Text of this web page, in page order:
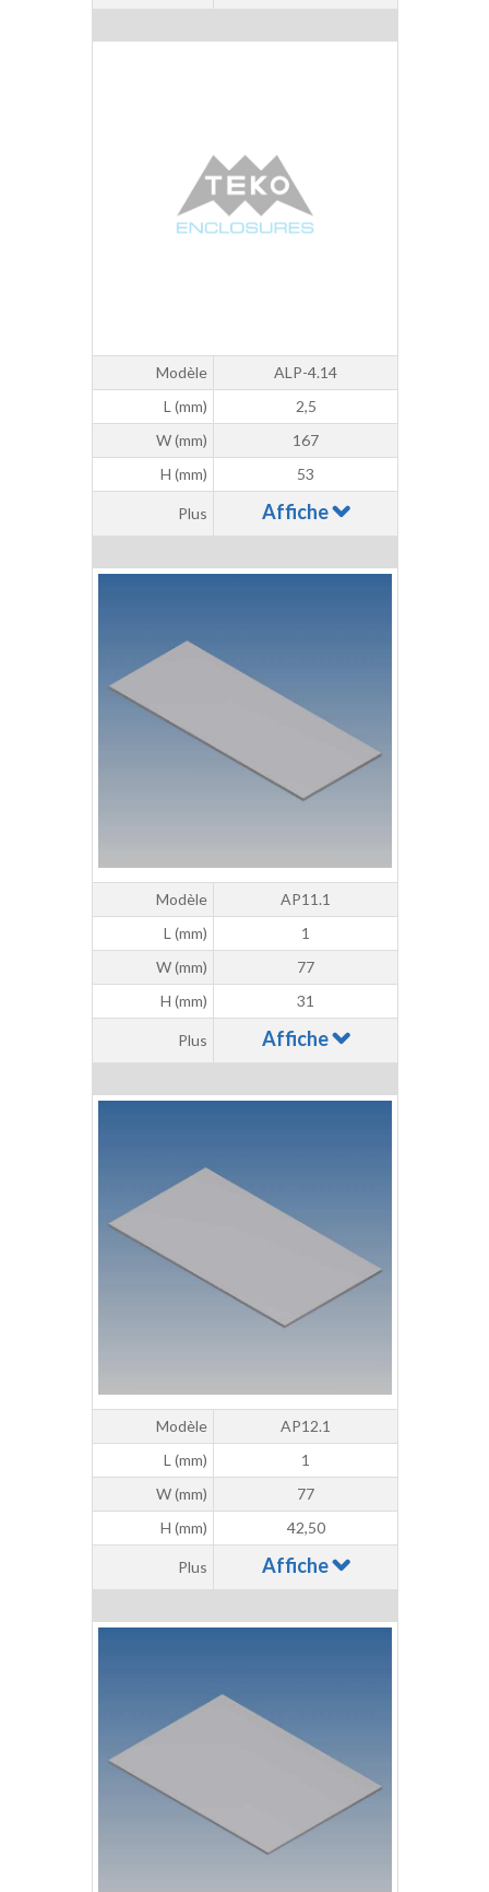
Modèle
ALP-4.14
L (mm)
2,5
W (mm)
167
H (mm)
53
Plus Affiche
Modèle
AP11.1
L (mm)
1
W (mm)
77
H (mm)
31
Plus Affiche
Modèle
AP12.1
L (mm)
1
W (mm)
77
H (mm)
42,50
Plus Affiche